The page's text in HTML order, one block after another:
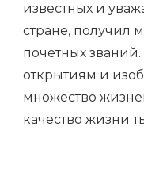
известных и
стране, получил
почетных
открытиям и
множество
качество жизни